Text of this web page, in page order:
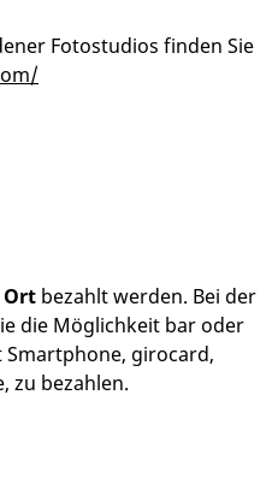
Fotostudios finden Sie
Ort bezahlt werden. Bei der
die Möglichkeit bar oder
Smartphone, girocard,
zu bezahlen.